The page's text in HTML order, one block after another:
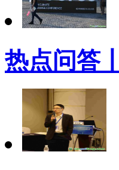
热点问答